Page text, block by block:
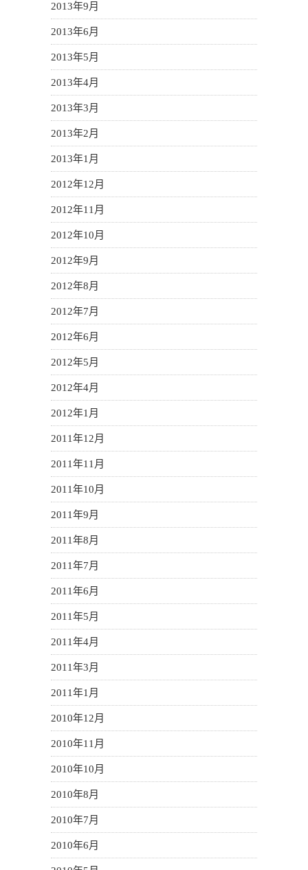
2013年9月
2013年6月
2013年5月
2013年4月
2013年3月
2013年2月
2013年1月
2012年12月
2012年11月
2012年10月
2012年9月
2012年8月
2012年7月
2012年6月
2012年5月
2012年4月
2012年1月
2011年12月
2011年11月
2011年10月
2011年9月
2011年8月
2011年7月
2011年6月
2011年5月
2011年4月
2011年3月
2011年1月
2010年12月
2010年11月
2010年10月
2010年8月
2010年7月
2010年6月